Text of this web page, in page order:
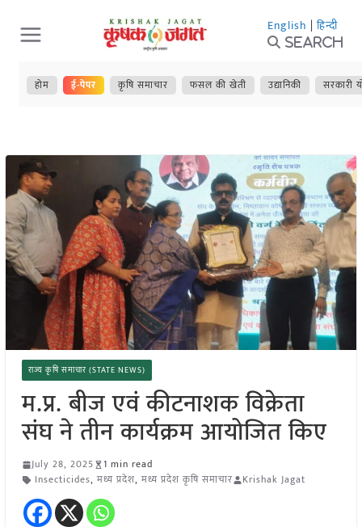
Skip
to
content
English | हिन्दी
Search
होम ई-पेपर कृषि समाचार फसल की खेती उद्यानिकी सरकारी
राज्य कृषि समाचार (STATE NEWS)
म.प्र. बीज एवं कीटनाशक विक्रेता
संघ ने तीन कार्यक्रम आयोजित किए
July 28, 2025
1 min read
Insecticides, मध्य प्रदेश, मध्य प्रदेश कृषि समाचार Krishak Jagat